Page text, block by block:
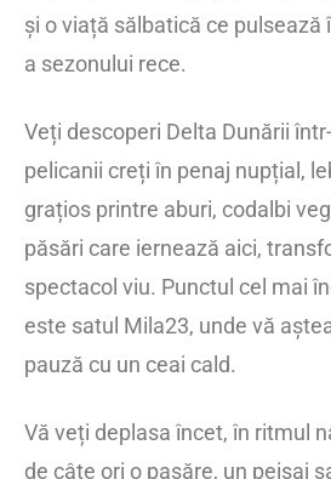
și o viață sălbatică ce pulsează
a sezonului rece.
Veți descoperi Delta Dunării
pelicanii creți în penaj nupțial,
grațios printre aburi, codalbi
păsări care iernează aici,
spectacol viu. Punctul cel mai
este satul Mila23, unde vă
pauză cu un ceai cald.
Vă veți deplasa încet, în ritmul
de câte ori o pasăre, un peisaj